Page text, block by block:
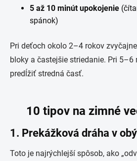
5 až 10 minút upokojenie
spánok)
Pri deťoch okolo 2–4 rokov
bloky a častejšie striedanie. Pri 5–6
predĺžiť stredná časť.
10 tipov na zimné
1. Prekážková dráha v
Toto je najrýchlejší spôsob, ako